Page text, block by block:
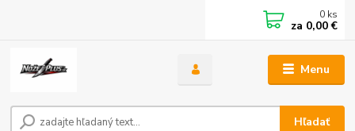
Menu
Hľadať
0 ks
za 0,00 €